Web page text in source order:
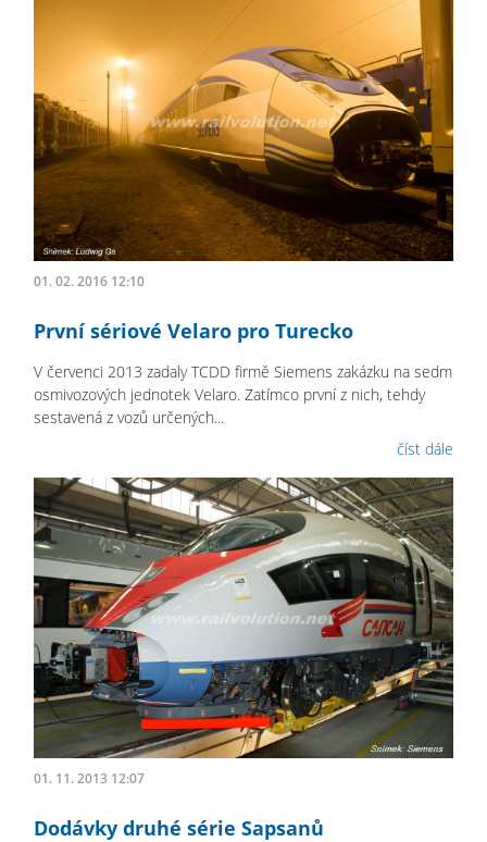
01. 02. 2016 12:10
První sériové Velaro pro Turecko
V červenci 2013 zadaly TCDD firmě Siemens zakázku na sedm
osmivozových jednotek Velaro. Zatímco první z nich, tehdy
sestavená z vozů určených...
číst dále
01. 11. 2013 12:07
Dodávky druhé série Sapsanů